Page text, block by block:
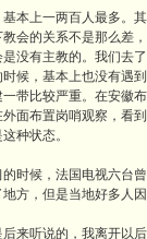
本上一两百人最多。
会的关系不是那么差
没有主教的。我们去
候，基本上也没有遇
带比较严重。在安徽
面布置岗哨观察，看
种状态。
时候，法国电视六台
方，但是当地好多人
来听说的，我离开以